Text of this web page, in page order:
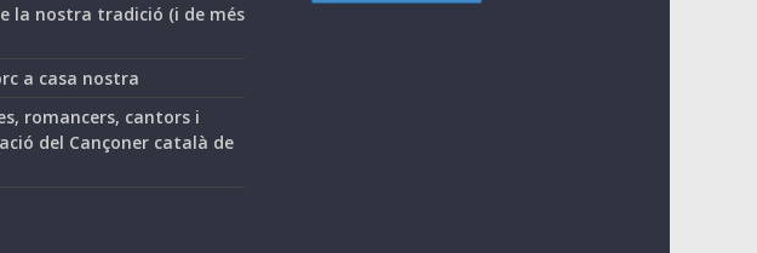
la nostra tradició (i de més
a casa nostra
romancers, cantors i
del Cançoner català de